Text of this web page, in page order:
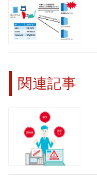
関連記事